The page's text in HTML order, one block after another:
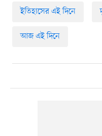
ইতিহাসের এই দিনে
আজ এই দিনে